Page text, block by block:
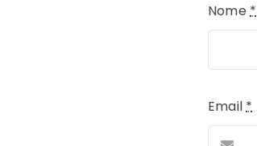
Nome*
Email*